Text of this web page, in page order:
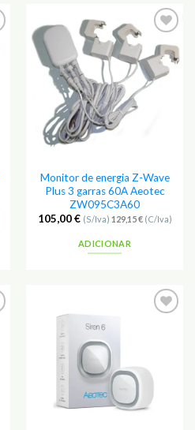
Adicionar
aos
Favoritos
Monitor de energia Z-Wave
Plus 3 garras 60A Aeotec
ZW095C3A60
105,00€ (S/Iva) 129,15€(C/Iva)
ADICIONAR